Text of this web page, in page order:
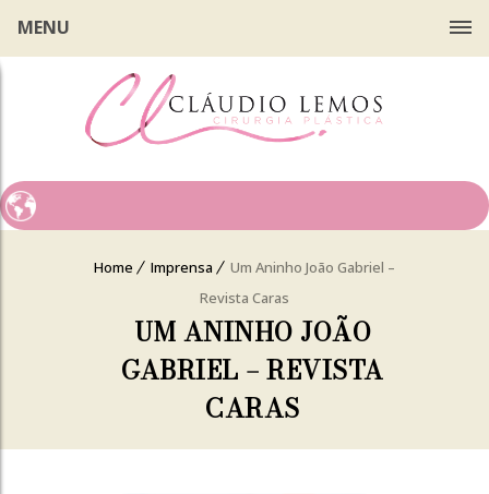
MENU
Home Imprensa
Um Aninho João Gabriel –
Revista Caras
UM ANINHO JOÃO
GABRIEL – REVISTA
CARAS